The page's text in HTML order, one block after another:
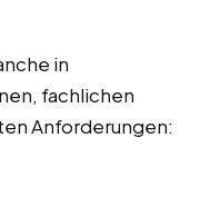
in
fachlichen
Anforderungen: